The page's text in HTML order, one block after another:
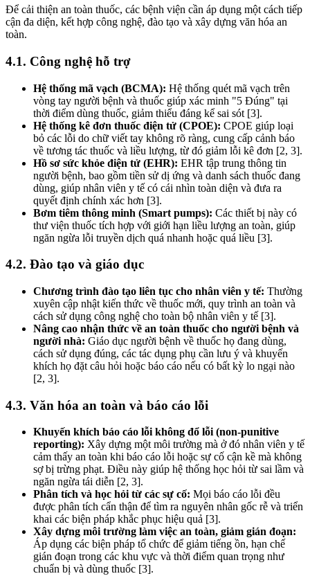
Để cải thiện an toàn thuốc, các bệnh viện cần áp dụng một cách tiếp
cận đa diện, kết hợp công nghệ, đào tạo và xây dựng văn hóa an
toàn.
4.1. Công nghệ hỗ trợ
Hệ thống mã vạch (BCMA): Hệ thống quét mã vạch trên
vòng tay người bệnh và thuốc giúp xác minh "5 Đúng" tại
thời điểm dùng thuốc, giảm thiểu đáng kể sai sót [3].
Hệ thống kê đơn thuốc điện tử (CPOE): CPOE giúp loại
bỏ các lỗi do chữ viết tay không rõ ràng, cung cấp cảnh báo
về tương tác thuốc và liều lượng, từ đó giảm lỗi kê đơn [2, 3].
Hồ sơ sức khỏe điện tử (EHR): EHR tập trung thông tin
người bệnh, bao gồm tiền sử dị ứng và danh sách thuốc đang
dùng, giúp nhân viên y tế có cái nhìn toàn diện và đưa ra
quyết định chính xác hơn [3].
Bơm tiêm thông minh (Smart pumps): Các thiết bị này có
thư viện thuốc tích hợp với giới hạn liều lượng an toàn, giúp
ngăn ngừa lỗi truyền dịch quá nhanh hoặc quá liều [3].
4.2. Đào tạo và giáo dục
Chương trình đào tạo liên tục cho nhân viên y tế: Thường
xuyên cập nhật kiến thức về thuốc mới, quy trình an toàn và
cách sử dụng công nghệ cho toàn bộ nhân viên y tế [3].
Nâng cao nhận thức về an toàn thuốc cho người bệnh và
người nhà: Giáo dục người bệnh về thuốc họ đang dùng,
cách sử dụng đúng, các tác dụng phụ cần lưu ý và khuyến
khích họ đặt câu hỏi hoặc báo cáo nếu có bất kỳ lo ngại nào
[2, 3].
4.3. Văn hóa an toàn và báo cáo lỗi
Khuyến khích báo cáo lỗi không đổ lỗi (non-punitive
reporting): Xây dựng một môi trường mà ở đó nhân viên y tế
cảm thấy an toàn khi báo cáo lỗi hoặc sự cố cận kề mà không
sợ bị trừng phạt. Điều này giúp hệ thống học hỏi từ sai lầm và
ngăn ngừa tái diễn [2, 3].
Phân tích và học hỏi từ các sự cố: Mọi báo cáo lỗi đều
được phân tích cẩn thận để tìm ra nguyên nhân gốc rễ và triển
khai các biện pháp khắc phục hiệu quả [3].
Xây dựng môi trường làm việc an toàn, giảm gián đoạn:
Áp dụng các biện pháp tổ chức để giảm tiếng ồn, hạn chế
gián đoạn trong các khu vực và thời điểm quan trọng như
chuẩn bị và dùng thuốc [3].